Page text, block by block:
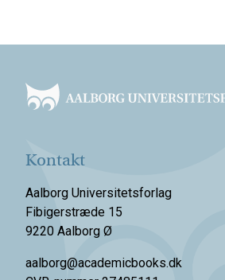
Kontakt
Aalborg Universitetsforlag
Fibigerstræde 15
9220 Aalborg Ø
aalborg@academicbooks.dk